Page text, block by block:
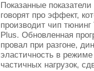
Показанные
говорят про эффект,
производит чип
Plus. Обновленная
провал при разгоне,
эластичность в
частичных нагрузок,